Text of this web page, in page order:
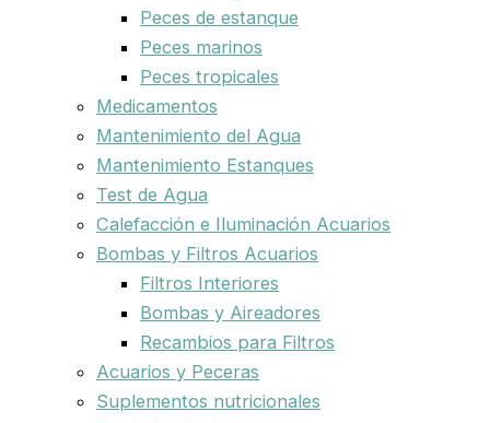
Peces de estanque
Peces marinos
Peces tropicales
Medicamentos
Mantenimiento del Agua
Mantenimiento Estanques
Test de Agua
Calefacción e Iluminación Acuarios
Bombas y Filtros Acuarios
Filtros Interiores
Bombas y Aireadores
Recambios para Filtros
Acuarios y Peceras
Suplementos nutricionales